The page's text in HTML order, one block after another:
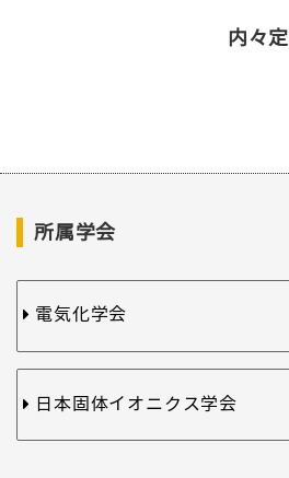
内々定
所属学会
電気化学会
日本固体イオニクス学会